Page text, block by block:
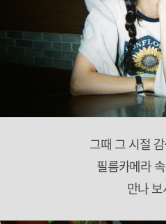
그때 그 시절
필름카메라
만나